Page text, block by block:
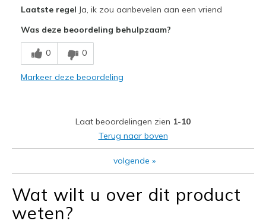
Comfortable
Stylish
Feels true to width
Sizing
Feels true to size
Shoes are for Wearing
Laatste regel Ja, ik zou aanbevelen aan een vriend
Was deze beoordeling behulpzaam?
0 0
Markeer deze beoordeling
Laat beoordelingen zien 1-10
Terug naar boven
volgende »
Wat wilt u over dit product
weten?